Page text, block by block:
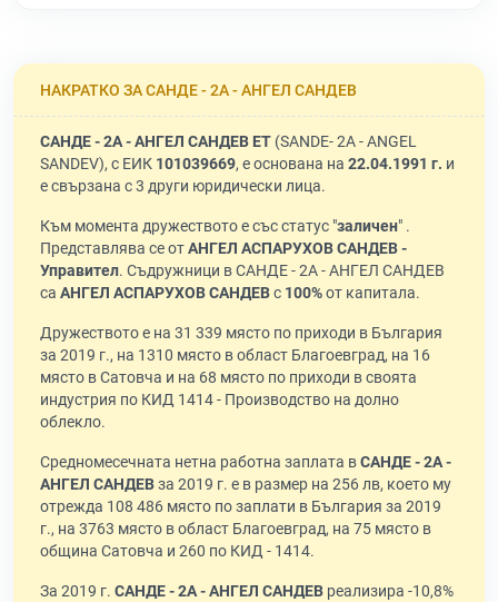
НАКРАТКО ЗА САНДЕ - 2А - АНГЕЛ САНДЕВ
САНДЕ - 2А - АНГЕЛ САНДЕВ ЕТ (SANDE- 2A - ANGEL
SANDEV), с ЕИК 101039669, е основана на 22.04.1991 г. и
е свързана с 3 други юридически лица.
Към момента дружеството е със статус "заличен" .
Представлява се отАНГЕЛ АСПАРУХОВ САНДЕВ -
Управител. Съдружници в САНДЕ - 2А - АНГЕЛ САНДЕВ
са АНГЕЛ АСПАРУХОВ САНДЕВс 100%от капитала.
Дружеството е на 31 339 място по приходи в България
за 2019 г., на 1310 място в област Благоевград, на 16
място в Сатовча и на 68 място по приходи в своята
индустрия по КИД 1414 - Производство на долно
облекло.
Средномесечната нетна работна заплата вСАНДЕ - 2А -
АНГЕЛ САНДЕВза 2019 г. е в размер на 256 лв, което му
отрежда 108 486 място по заплати в България за 2019
г., на 3763 място в област Благоевград, на 75 място в
община Сатовча и 260 по КИД - 1414.
За 2019 г. САНДЕ - 2А - АНГЕЛ САНДЕВ реализира -10,8%